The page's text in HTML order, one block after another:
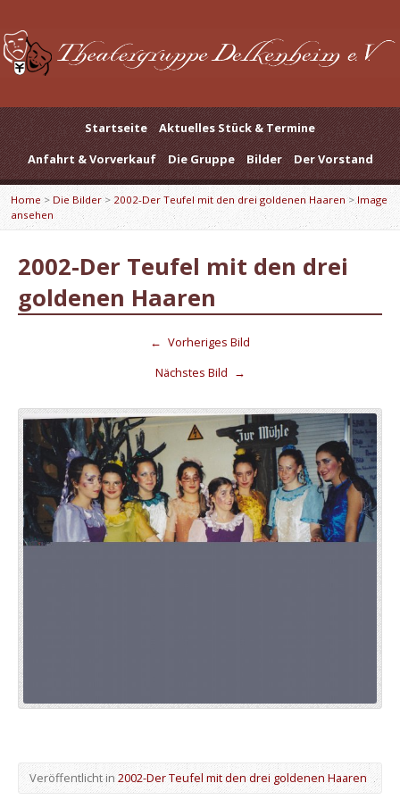
Startseite
Aktuelles Stück & Termine
Anfahrt & Vorverkauf
Die Gruppe Bilder Der Vorstand
Home > Die Bilder> 2002-Der Teufel mit den drei goldenen Haaren>Image
ansehen
2002-Der Teufel mit den drei
goldenen Haaren
← Vorheriges Bild
Nächstes Bild →
Veröffentlicht in 2002-Der Teufel mit den drei goldenen Haaren